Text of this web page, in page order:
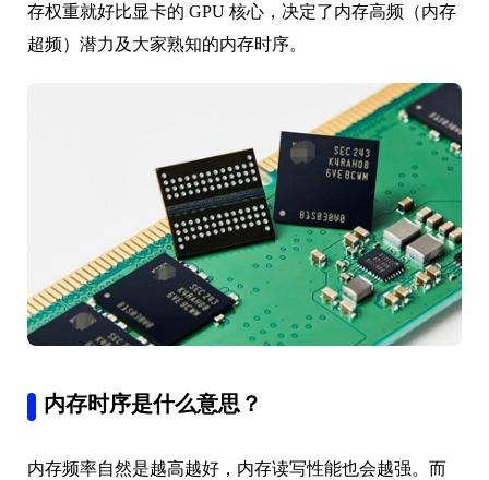
存权重就好比显卡的 GPU 核心， 决定了内存高频（内存
超频）潜力及大家熟知的内存时序。
内存时序是什么意思？
内存频率自然是越高越好，内存读写性能也会越强。而